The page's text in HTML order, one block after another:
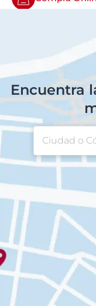
Encuentra